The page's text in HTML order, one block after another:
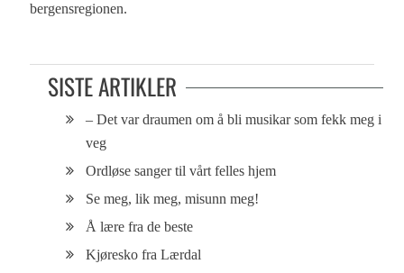
bergensregionen.
SISTE ARTIKLER
– Det var draumen om å bli musikar som fekk meg i
veg
Ordløse sanger til vårt felles hjem
Se meg, lik meg, misunn meg!
Å lære fra de beste
Kjøresko fra Lærdal